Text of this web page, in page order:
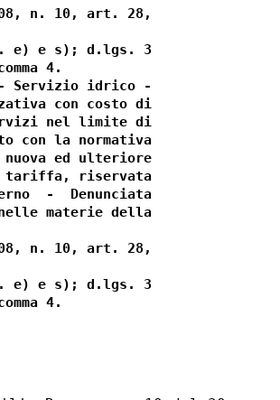
n. 10, art. 28,
e) e s); d.lgs. 3
4.
- Servizio idrico -
con costo di
nel limite di
con la normativa
ed ulteriore
riservata
-  Denunciata
materie della
n. 10, art. 28,
e) e s); d.lgs. 3